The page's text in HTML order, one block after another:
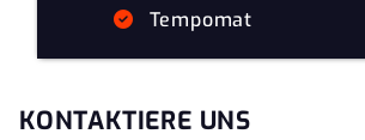
Tempomat
KONTAKTIERE UNS